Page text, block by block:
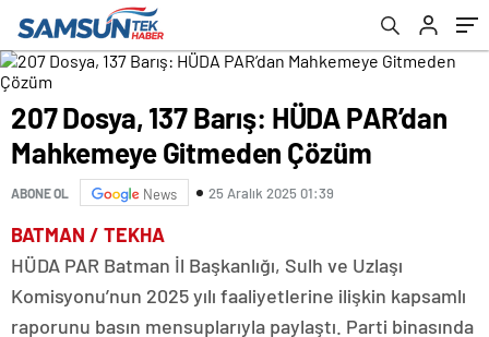
207 Dosya, 137 Barış: HÜDA PAR’dan
Mahkemeye Gitmeden Çözüm
ABONE OL News 25 Aralık 2025 01:39
BATMAN / TEKHA
HÜDA PAR Batman İl Başkanlığı, Sulh ve Uzlaşı
Komisyonu’nun 2025 yılı faaliyetlerine ilişkin kapsamlı
raporunu basın mensuplarıyla paylaştı. Parti binasında